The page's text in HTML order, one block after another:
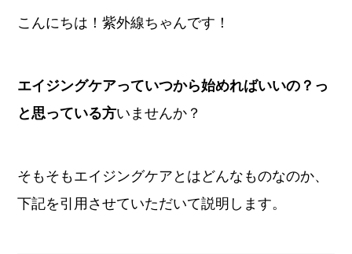
こんにちは！紫外線ちゃんです！
エイジングケアっていつから始めればいいの？っ
と思っている方いませんか？
そもそもエイジングケアとはどんなものなのか、
下記を引用させていただいて説明します。